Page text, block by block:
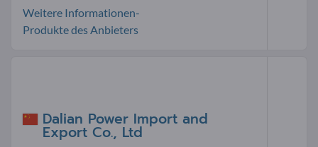
Weitere Informationen-
Produkte des Anbieters
Dalian Power Import and
Export Co., Ltd